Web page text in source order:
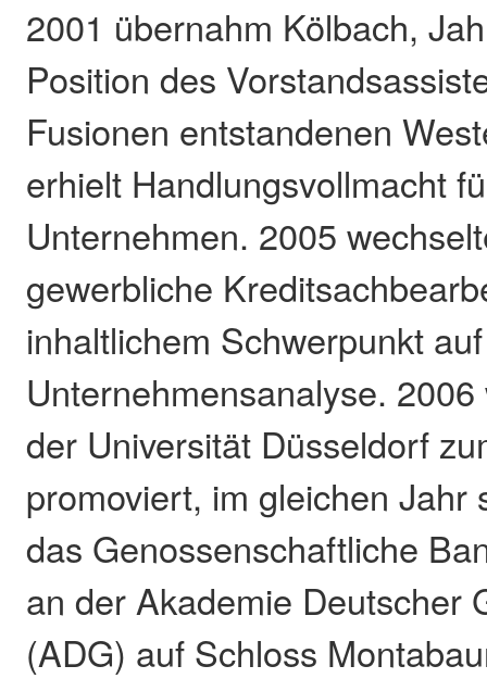
2001 übernahm Kölbach,
Position des
Fusionen entstandenen
erhielt Handlungsvollmacht
Unternehmen. 2005
gewerbliche
inhaltlichem Schwerpunkt
Unternehmensanalyse.
der Universität Düsseldorf
promoviert, im gleichen Jahr
das Genossenschaftliche
an der Akademie Deutscher
(ADG) auf Schloss